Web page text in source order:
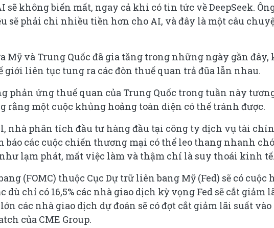
không biến mất, ngay cả khi có tin tức về DeepSeek.
sẽ phải chi nhiều tiền hơn cho AI, và đây là một câu
Mỹ và Trung Quốc đã gia tăng trong những ngày gần đây,
liên tục tung ra các đòn thuế quan trả đũa lẫn nhau.
phản ứng thuế quan của Trung Quốc trong tuần này
rằng một cuộc khủng hoảng toàn diện có thể tránh được.
nhà phân tích đầu tư hàng đầu tại công ty dịch vụ tài
báo các cuộc chiến thương mại có thể leo thang nhanh
lạm phát, mất việc làm và thậm chí là suy thoái kinh tế.
(FOMC) thuộc Cục Dự trữ liên bang Mỹ (Fed) sẽ có cuộc
dù chỉ có 16,5% các nhà giao dịch kỳ vọng Fed sẽ cắt giảm
các nhà giao dịch dự đoán sẽ có đợt cắt giảm lãi suất vào
của CME Group.